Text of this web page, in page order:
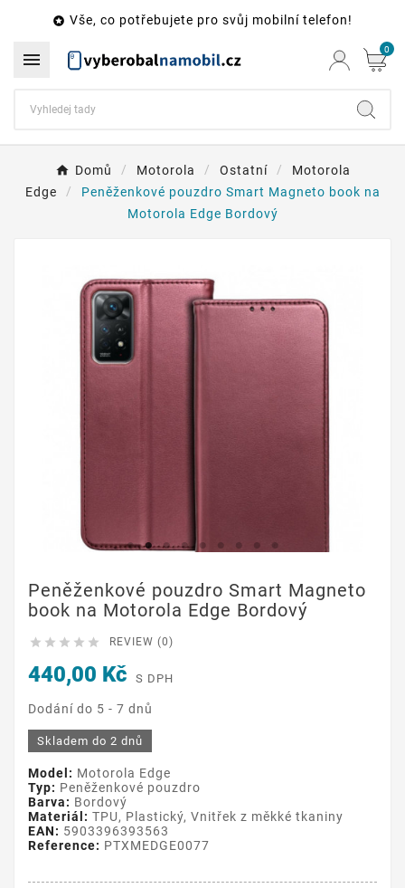
 Vše, co potřebujete pro svůj mobilní telefon!
 0
Domů Motorola Ostatní
Motorola
Edge
Peněženkové pouzdro Smart Magneto book na
Motorola Edge Bordový
Peněženkové pouzdro Smart Magneto
book na Motorola Edge Bordový
     REVIEW (0)
440,00 Kč S DPH
Dodání do 5 - 7 dnů
Skladem do 2 dnů
Model: Motorola Edge
Typ: Peněženkové pouzdro
Barva: Bordový
Materiál: TPU, Plastický, Vnitřek z měkké tkaniny
EAN: 5903396393563
Reference: PTXMEDGE0077